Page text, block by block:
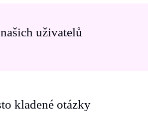
uživatelů
kladené otázky